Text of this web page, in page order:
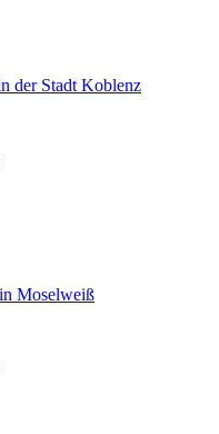
der Stadt Koblenz
Moselweiß